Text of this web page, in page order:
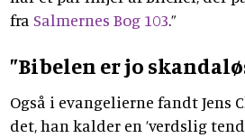
fra Salmernes Bog 103.”
”Bibelen er jo
Også i evangelierne fandt Jens
det, han kalder en ’verdslig